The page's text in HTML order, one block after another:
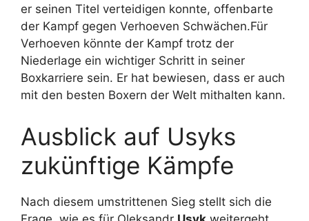
er seinen Titel verteidigen konnte, offenbarte
der Kampf gegen Verhoeven Schwächen.Für
Verhoeven könnte der Kampf trotz der
Niederlage ein wichtiger Schritt in seiner
Boxkarriere sein. Er hat bewiesen, dass er auch
mit den besten Boxern der Welt mithalten kann.
Ausblick auf Usyks
zukünftige Kämpfe
Nach diesem umstrittenen Sieg stellt sich die